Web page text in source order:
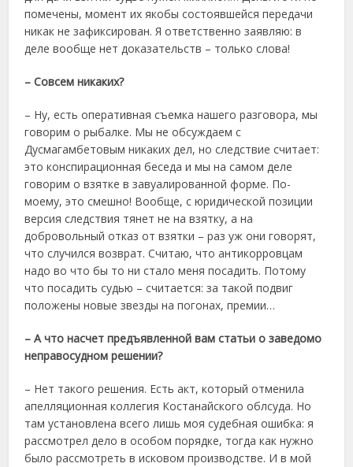
помечены, момент их якобы состоявшейся передачи
никак не зафиксирован. Я ответственно заявляю: в
деле вообще нет доказательств – только слова!
– Совсем никаких?
– Ну, есть оперативная съемка нашего разговора, мы
говорим о рыбалке. Мы не обсуждаем с
Дусмагамбетовым никаких дел, но следствие считает:
это конспирационная беседа и мы на самом деле
говорим о взятке в завуалированной форме. По-
моему, это смешно! Вообще, с юридической позиции
версия следствия тянет не на взятку, а на
добровольный отказ от взятки – раз уж они говорят,
что случился возврат. Считаю, что антикорровцам
надо во что бы то ни стало меня посадить. Потому
что посадить судью – считается: за такой подвиг
положены новые звезды на погонах, премии…
– А что насчет предъявленной вам статьи о заведомо
неправосудном решении?
– Нет такого решения. Есть акт, который отменила
апелляционная коллегия Костанайского облсуда. Но
там установлена всего лишь моя судебная ошибка: я
рассмотрел дело в особом порядке, тогда как нужно
было рассмотреть в исковом производстве. И в мой